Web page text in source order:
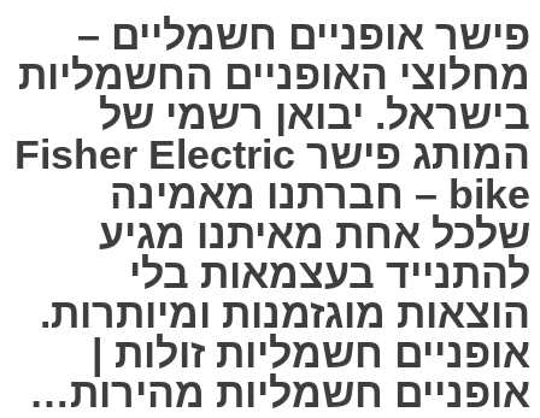
פישר אופניים חשמליים –
מחלוצי האופניים החשמליות
בישראל. יבואן רשמי של
המותג פישר Fisher Electric
bike – חברתנו מאמינה
שלכל אחת מאיתנו מגיע
להתנייד בעצמאות בלי
הוצאות מוגזמנות ומיותרות.
אופניים חשמליות זולות |
אופניים חשמליות מהירות…